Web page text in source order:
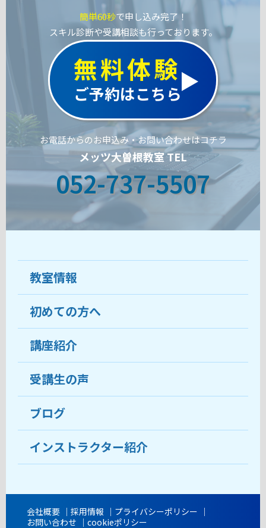
簡単60秒で申し込み完了！
スキル診断や受講相談も行っております。
無料体験
ご予約はこちら
お電話からのお申込み・お問い合わせはコチラ
メッツ大曽根教室 TEL
052-737-5507
教室情報
教室について
受講生の声
おすすめ・人気の講座
目的から講座を探す
教室ブログ
初めての方へ
ココがおすすめ
料金
受講までの流れ
よくあるご質問
講座紹介
受講生の声
ブログ
インストラクター紹介
会社概要 採用情報
プライバシーポリシー
お問い合わせ
cookieポリシー